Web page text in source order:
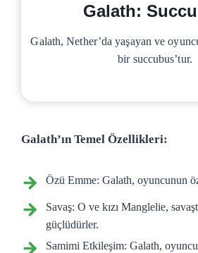
Galath:
Galath, Nether’da yaşayan ve
bir succubus’tur.
Galath’ın Temel Özellikleri:
Özü Emme: Galath, oyuncunun
Savaş: O ve kızı Manglelie,
güçlüdürler.
Samimi Etkileşim: Galath,